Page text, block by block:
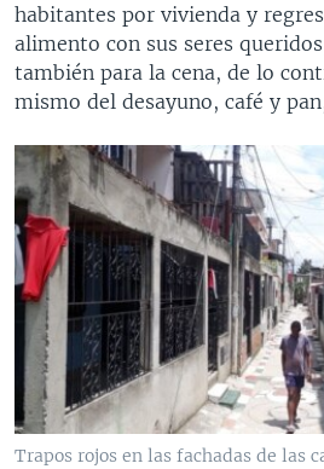
habitantes por vivienda y
alimento con sus seres
también para la cena, de lo
mismo del desayuno, café y
Trapos rojos en las fachadas de las